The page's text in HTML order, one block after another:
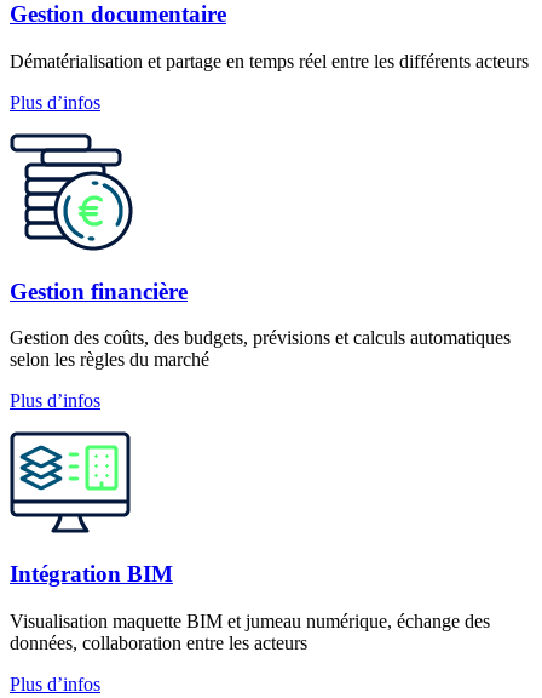
Gestion documentaire
Dématérialisation et partage en temps réel entre les différents acteurs
Plus d’infos
Gestion financière
Gestion des coûts, des budgets, prévisions et calculs automatiques
selon les règles du marché
Plus d’infos
Intégration BIM
Visualisation maquette BIM et jumeau numérique, échange des
données, collaboration entre les acteurs
Plus d’infos